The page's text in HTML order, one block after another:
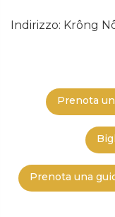
Indirizzo: Krông
Prenota
Prenota una